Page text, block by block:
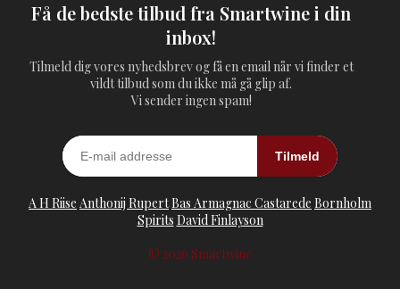
Få de bedste tilbud fra Smartwine i din
inbox!
Tilmeld dig vores nyhedsbrev og få en email når vi finder et
vildt tilbud som du ikke må gå glip af.
Vi sender ingen spam!
Tilmeld
A H Riise Anthonij RupertBas Armagnac Castarede Bornholm
Spirits David Finlayson
© 2026 Smartwine